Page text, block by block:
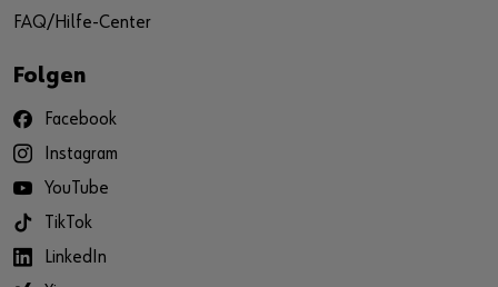
FAQ/Hilfe-Center
Folgen
Facebook
Instagram
YouTube
TikTok
LinkedIn